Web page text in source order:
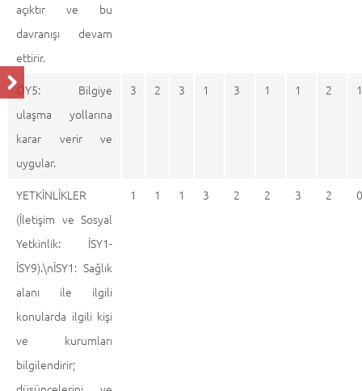
açıktır ve bu
davranışı devam
ettirir.
ÖY5: Bilgiye
ulaşma yollarına
karar verir ve
uygular.
3 2 3 1 3 1 1 2 1
YETKİNLİKLER
(İletişim ve Sosyal
Yetkinlik: İSY1-
İSY9).\nİSY1: Sağlık
alanı ile ilgili
konularda ilgili kişi
ve kurumları
bilgilendirir;
1 1 1 3 2 2 3 2 0